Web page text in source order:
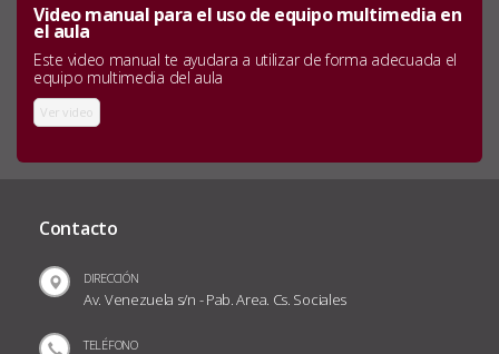
Video manual para el uso de equipo multimedia en
el aula
Este video manual te ayudara a utilizar de forma adecuada el
equipo multimedia del aula
Ver video
Contacto
DIRECCIÓN
Av. Venezuela s/n - Pab. Area. Cs. Sociales
TELÉFONO